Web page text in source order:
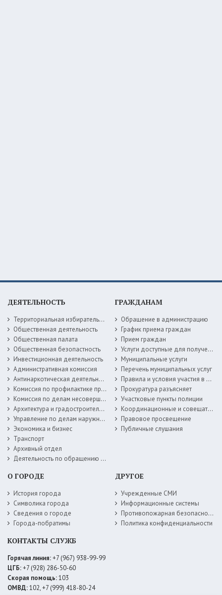
ДЕЯТЕЛЬНОСТЬ
Территориальная избирательная комиссия
Общественная деятельность
Общественная палата
Общественная безопастность
Инвестиционная деятельность
Административная комиссия
Антинаркотическая деятельность
Комиссия по профилактике правонарушений
Комиссия по делам несовершеннолетних
Архитектура и градостроительство
Управление по делам наружной рекламы
Экономика и бизнес
Транспорт
Архивный отдел
Деятельность по обращению с животными без владельцев
ГРАЖДАНАМ
Обращение в администрацию
График приема граждан
Прием граждан
Услуги доступные для получения в электронной форме
Муниципальные услуги
Перечень муниципальных услуг
Правила и условия участия в жилищных программах
Прокуратура разъясняет
Участковые пункты полиции
Координационные и совещательные органы
Правовое просвещение
Публичные слушания
О ГОРОДЕ
История города
Символика города
Сведения о городе
Города-побратимы
ДРУГОЕ
Учрежденные СМИ
Информационные системы
Противопожарная безопасность
Политика конфиденциальности
КОНТАКТЫ СЛУЖБ
Горячая линия:+7 (967) 938-99-99
ЦГБ:+7 (928) 286-50-60
Скорая помощь:103
ОМВД:102, +7 (999) 418-80-24